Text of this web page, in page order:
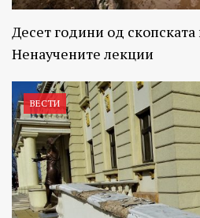
Десет години од скопската
Ненаучените лекции
ВЕСТИ